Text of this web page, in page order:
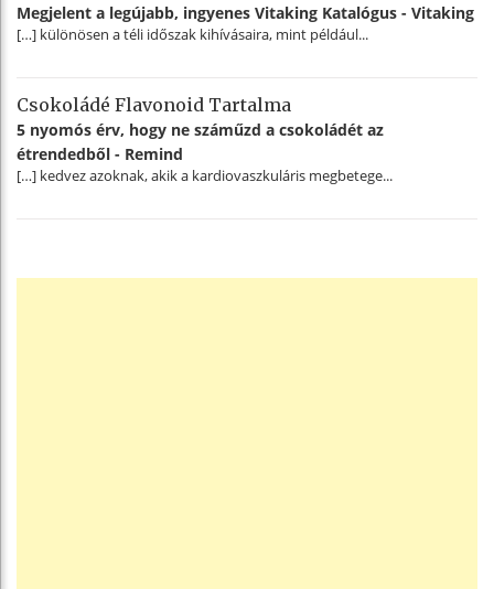
Megjelent a legújabb, ingyenes Vitaking Katalógus - Vitaking
[…] különösen a téli időszak kihívásaira, mint például...
Csokoládé Flavonoid Tartalma
5 nyomós érv, hogy ne száműzd a csokoládét az
étrendedből - Remind
[…] kedvez azoknak, akik a kardiovaszkuláris megbetege...